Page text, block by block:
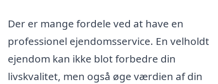
Der er mange fordele ved at have en
professionel ejendomsservice. En velholdt
ejendom kan ikke blot forbedre din
livskvalitet, men også øge værdien af ​​din